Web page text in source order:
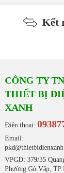
Kết
CÔNG TY
THIẾT BỊ
XANH
Điện thoại:
Email:
VPGD: 379/35
Phường Gò Vấp, TP